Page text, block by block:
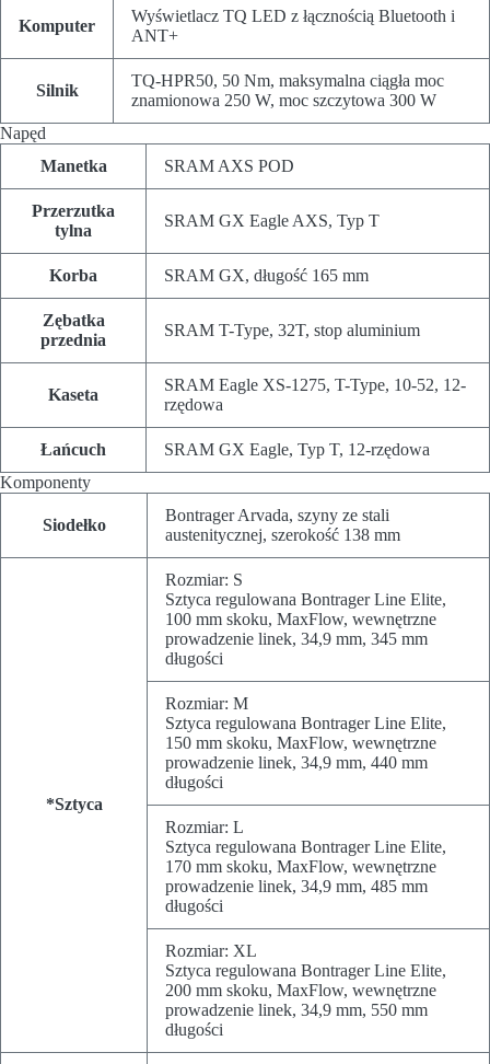
Komputer
Wyświetlacz TQ LED z łącznością Bluetooth i
ANT+
Silnik
TQ-HPR50, 50 Nm, maksymalna ciągła moc
znamionowa 250 W, moc szczytowa 300 W
Napęd
Manetka
SRAM AXS POD
Przerzutka
tylna
SRAM GX Eagle AXS, Typ T
Korba SRAM GX, długość 165 mm
Zębatka
przednia
SRAM T-Type, 32T, stop aluminium
Kaseta
SRAM Eagle XS-1275, T-Type, 10-52, 12-
rzędowa
Łańcuch
SRAM GX Eagle, Typ T, 12-rzędowa
Komponenty
Siodełko
Bontrager Arvada, szyny ze stali
austenitycznej, szerokość 138 mm
*Sztyca
Rozmiar: S
Sztyca regulowana Bontrager Line Elite,
100 mm skoku, MaxFlow, wewnętrzne
prowadzenie linek, 34,9 mm, 345 mm
długości
Rozmiar: M
Sztyca regulowana Bontrager Line Elite,
150 mm skoku, MaxFlow, wewnętrzne
prowadzenie linek, 34,9 mm, 440 mm
długości
Rozmiar: L
Sztyca regulowana Bontrager Line Elite,
170 mm skoku, MaxFlow, wewnętrzne
prowadzenie linek, 34,9 mm, 485 mm
długości
Rozmiar: XL
Sztyca regulowana Bontrager Line Elite,
200 mm skoku, MaxFlow, wewnętrzne
prowadzenie linek, 34,9 mm, 550 mm
długości